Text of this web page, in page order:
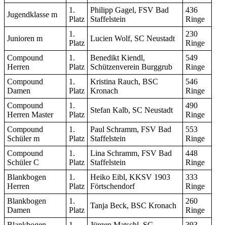
Jugendklasse m
1.
Platz
Philipp Gagel, FSV Bad
Staffelstein
436
Ringe
Junioren m
1.
Platz
Lucien Wolf, SC Neustadt
230
Ringe
Compound
Herren
1.
Platz
Benedikt Kiendl,
Schützenverein Burggrub
549
Ringe
Compound
Damen
1.
Platz
Kristina Rauch, BSC
Kronach
546
Ringe
Compound
Herren Master
1.
Platz
Stefan Kalb, SC Neustadt
490
Ringe
Compound
Schüler m
1.
Platz
Paul Schramm, FSV Bad
Staffelstein
553
Ringe
Compound
Schüler C
1.
Platz
Lina Schramm, FSV Bad
Staffelstein
448
Ringe
Blankbogen
Herren
1.
Platz
Heiko Eibl, KKSV 1903
Förtschendorf
333
Ringe
Blankbogen
Damen
1.
Platz
Tanja Beck, BSC Kronach
260
Ringe